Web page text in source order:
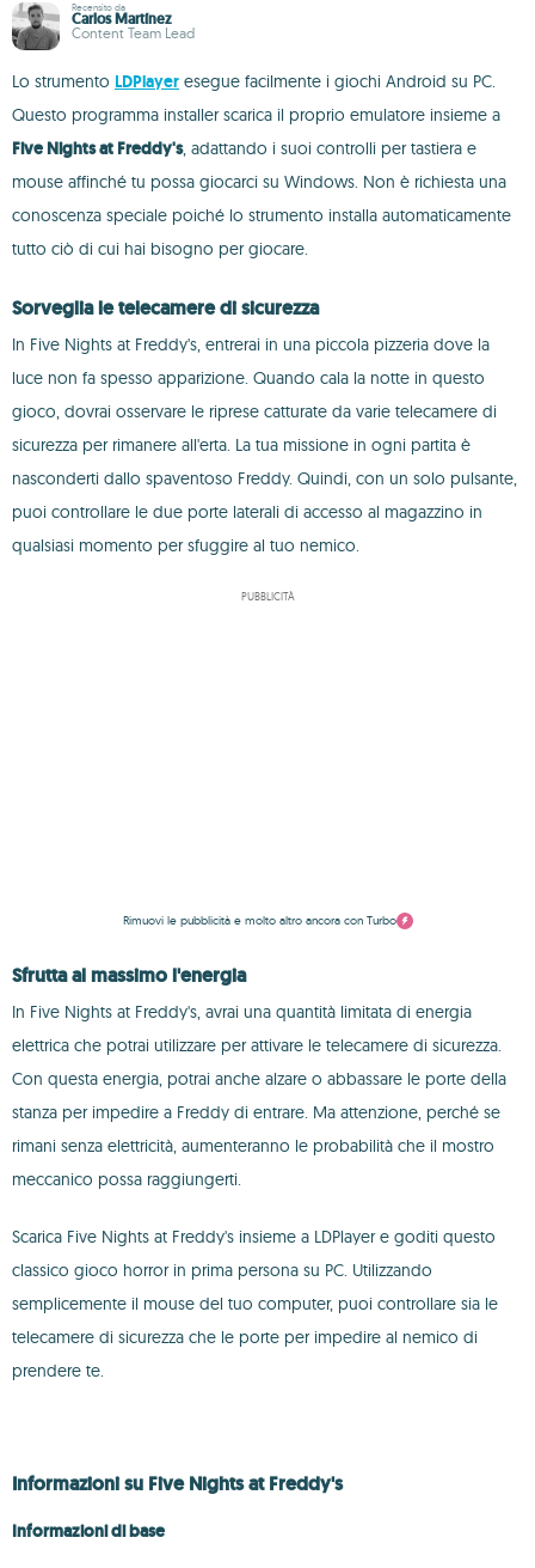
Recensito da
Carlos Martínez
Content Team Lead
Lo strumento LDPlayer esegue facilmente i giochi Android su PC.
Questo programma installer scarica il proprio emulatore insieme a
Five Nights at Freddy's, adattando i suoi controlli per tastiera e
mouse affinché tu possa giocarci su Windows. Non è richiesta una
conoscenza speciale poiché lo strumento installa automaticamente
tutto ciò di cui hai bisogno per giocare.
Sorveglia le telecamere di sicurezza
In Five Nights at Freddy's, entrerai in una piccola pizzeria dove la
luce non fa spesso apparizione. Quando cala la notte in questo
gioco, dovrai osservare le riprese catturate da varie telecamere di
sicurezza per rimanere all'erta. La tua missione in ogni partita è
nasconderti dallo spaventoso Freddy. Quindi, con un solo pulsante,
puoi controllare le due porte laterali di accesso al magazzino in
qualsiasi momento per sfuggire al tuo nemico.
PUBBLICITÀ
Rimuovi le pubblicità e molto altro ancora con Turbo
Sfrutta al massimo l'energia
In Five Nights at Freddy's, avrai una quantità limitata di energia
elettrica che potrai utilizzare per attivare le telecamere di sicurezza.
Con questa energia, potrai anche alzare o abbassare le porte della
stanza per impedire a Freddy di entrare. Ma attenzione, perché se
rimani senza elettricità, aumenteranno le probabilità che il mostro
meccanico possa raggiungerti.
Scarica Five Nights at Freddy's insieme a LDPlayer e goditi questo
classico gioco horror in prima persona su PC. Utilizzando
semplicemente il mouse del tuo computer, puoi controllare sia le
telecamere di sicurezza che le porte per impedire al nemico di
prendere te.
Informazioni su Five Nights at Freddy's
Informazioni di base